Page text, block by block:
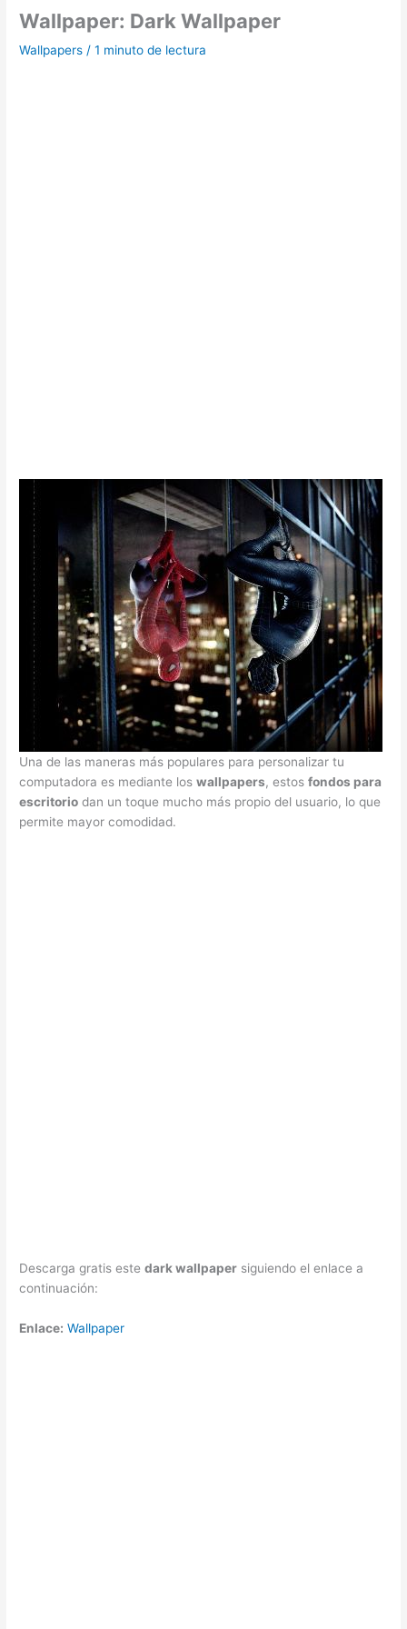
Wallpaper: Dark Wallpaper
Wallpapers /1 minuto de lectura
Una de las maneras más populares para personalizar tu
computadora es mediante loswallpapers, estosfondos para
escritorio dan un toque mucho más propio del usuario, lo que
permite mayor comodidad.
Descarga gratis estedark wallpaper siguiendo el enlace a
continuación:
Enlace: Wallpaper